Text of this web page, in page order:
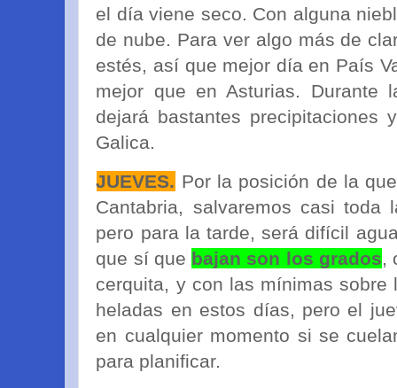
el día viene seco. Con alguna
de nube. Para ver algo más de
estés, así que mejor día en País
mejor que en Asturias. Durante
dejará bastantes
Galica.
JUEVES. Por la posición de la
Cantabria, salvaremos casi
pero para la tarde, será difícil
que sí que bajan son los grados,
cerquita, y con las mínimas
heladas en estos días, pero el
en cualquier momento si se
para planificar.